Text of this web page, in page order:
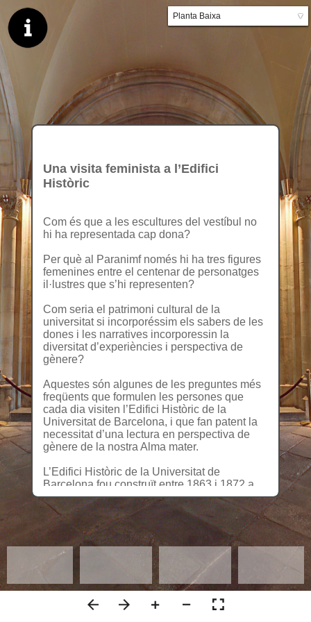
Una visita feminista a l’Edifici
Històric
Com és que a les escultures del vestíbul no
hi ha representada cap dona?
Per què al Paranimf només hi ha tres figures
femenines entre el centenar de personatges
il·lustres que s’hi representen?
Com seria el patrimoni cultural de la
universitat si incorporéssim els sabers de les
dones i les narratives incorporessin la
diversitat d’experiències i perspectiva de
gènere?
Aquestes són algunes de les preguntes més
freqüents que formulen les persones que
cada dia visiten l’Edifici Històric de la
Universitat de Barcelona, i que fan patent la
necessitat d’una lectura en perspectiva de
gènere de la nostra Alma mater.
L’Edifici Històric de la Universitat de
Barcelona fou construït entre 1863 i 1872 a
l’actual plaça de la Universitat. Acabada
l’arquitectura, s’iniciaren els grans programes
decoratius destinats a vestir la nova
construcció, que no es completarien fins a
l’any 1885 amb la finalització del Paranimf.
La imatge de la nova Universitat volia
destacar les ciències i les humanitats que hi
havien de florir, prenent un denominador
comú: la pràctica invisibilització del saber
femení. Una institució construïda per homes, i
▼
Planta Baixa
Planta primera